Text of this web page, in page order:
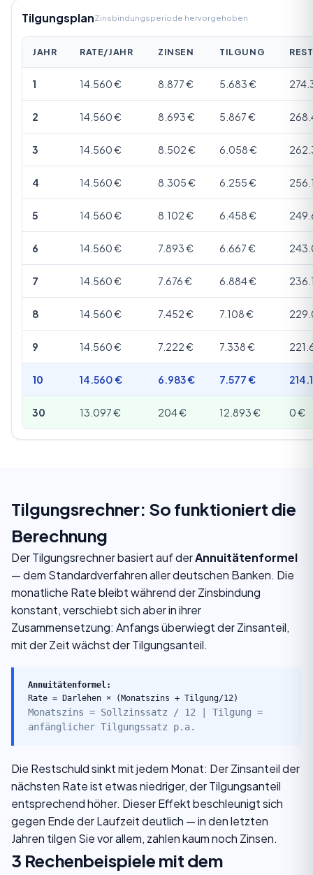
TilgungsplanZinsbindungsperiode hervorgehoben
JAHR RATE/JAHR ZINSEN TILGUNG
1 14.560 € 8.877 € 5.683 €
2 14.560 € 8.693 € 5.867 €
3 14.560 € 8.502 € 6.058 €
4 14.560 € 8.305 € 6.255 €
5 14.560 € 8.102 € 6.458 €
6 14.560 € 7.893 € 6.667 €
7 14.560 € 7.676 € 6.884 €
8 14.560 € 7.452 € 7.108 €
9 14.560 € 7.222 € 7.338 €
10 14.560 € 6.983 € 7.577 €
30 13.097 € 204 € 12.893 € 0 €
Tilgungsrechner: So funktioniert die
Berechnung
Der Tilgungsrechner basiert auf derAnnuitätenformel
— dem Standardverfahren aller deutschen Banken. Die
monatliche Rate bleibt während der Zinsbindung
konstant, verschiebt sich aber in ihrer
Zusammensetzung: Anfangs überwiegt der Zinsanteil,
mit der Zeit wächst der Tilgungsanteil.
Annuitätenformel:
Rate = Darlehen × (Monatszins + Tilgung/12)
Monatszins = Sollzinssatz / 12 | Tilgung =
anfänglicher Tilgungssatz p.a.
Die Restschuld sinkt mit jedem Monat: Der Zinsanteil der
nächsten Rate ist etwas niedriger, der Tilgungsanteil
entsprechend höher. Dieser Effekt beschleunigt sich
gegen Ende der Laufzeit deutlich — in den letzten
Jahren tilgen Sie vor allem, zahlen kaum noch Zinsen.
3 Rechenbeispiele mit dem